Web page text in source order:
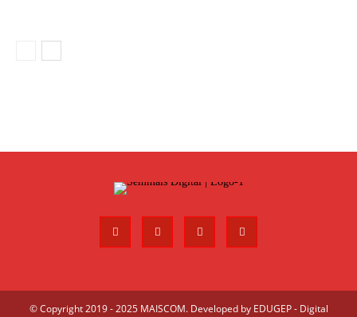
© Copyright 2019 - 2025 MAISCOM. Developed by EDUGEP - Digital